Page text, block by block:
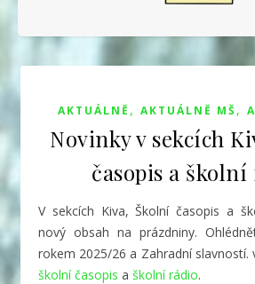
AKTUÁLNĚ , AKTUÁLNĚ MŠ,
Novinky v sekcích
časopis a
V sekcích Kiva, Školní časopis a školní rádio najdete
nový obsah na prázdniny.
rokem 2025/26 a Zahradní slavností.
školní časopis a školní rádio.